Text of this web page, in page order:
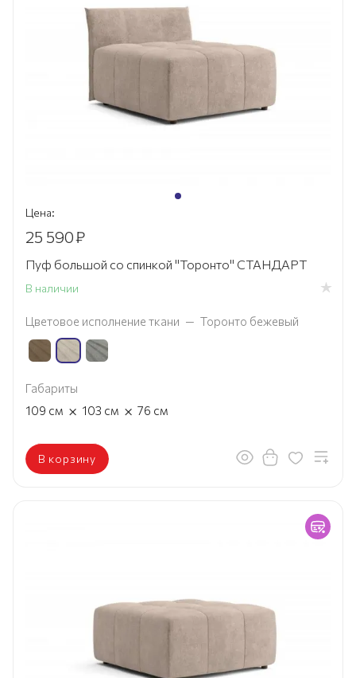
Цена:
25 590₽
Пуф большой со спинкой "Торонто" СТАНДАРТ
В наличии
Цветовое исполнение ткани — Торонто бежевый
Габариты
109 см × 103 см × 76 см
В корзину